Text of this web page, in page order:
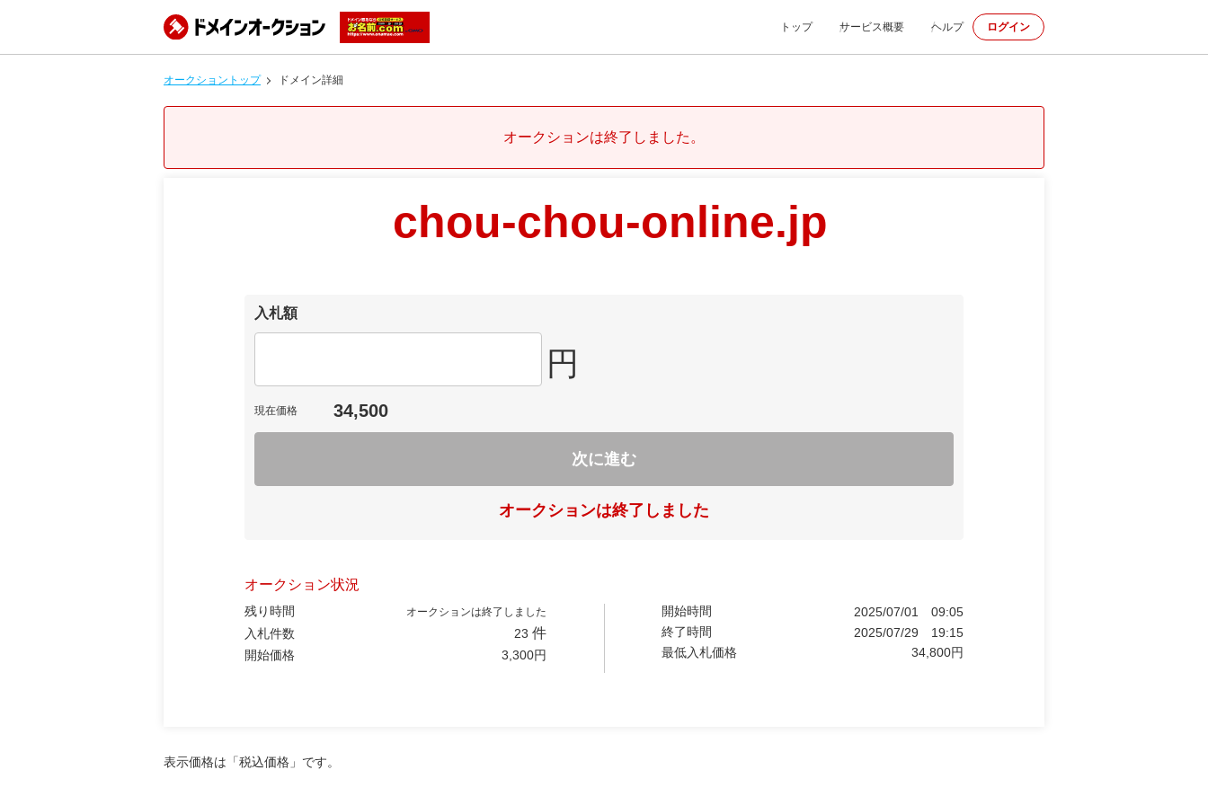
トップ サービス概要 ヘルプ ログイン
オークショントップ ドメイン詳細
オークションは終了しました。
chou-chou-online.jp
入札額
円
現在価格 34,500
次に進む
オークションは終了しました
オークション状況
残り時間 オークションは終了しました
入札件数 23 件
開始価格 3,300円
開始時間 2025/07/01
09:05
終了時間
2025/07/29
19:15
最低入札価格
34,800円
表示価格は「税込価格」です。